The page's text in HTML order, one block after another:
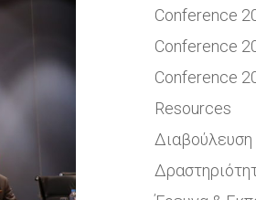
Conference
Conference
Conference
Resources